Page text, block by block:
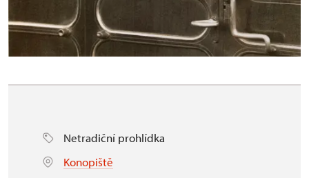
Netradiční prohlídka
Konopiště